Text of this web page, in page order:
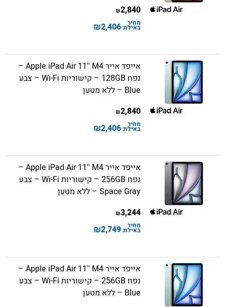
2,840
₪
מחיר
באילת:2,406
₪
אייפד אייר Apple iPad Air 11'' M4 –
נפח 128GB – קישוריות Wi-Fi – צבע
Blue – ללא מטען
2,840
₪
מחיר
באילת:2,406
₪
אייפד אייר Apple iPad Air 11'' M4 –
נפח 256GB – קישוריות Wi-Fi – צבע
Space Gray – ללא מטען
3,244
₪
מחיר
באילת:2,749
₪
אייפד אייר Apple iPad Air 11'' M4 –
נפח 256GB – קישוריות Wi-Fi – צבע
Blue – ללא מטען